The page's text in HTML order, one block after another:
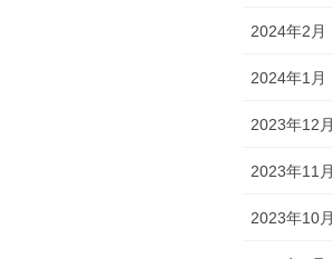
2024年2月
2024年1月
2023年12月
2023年11月
2023年10月